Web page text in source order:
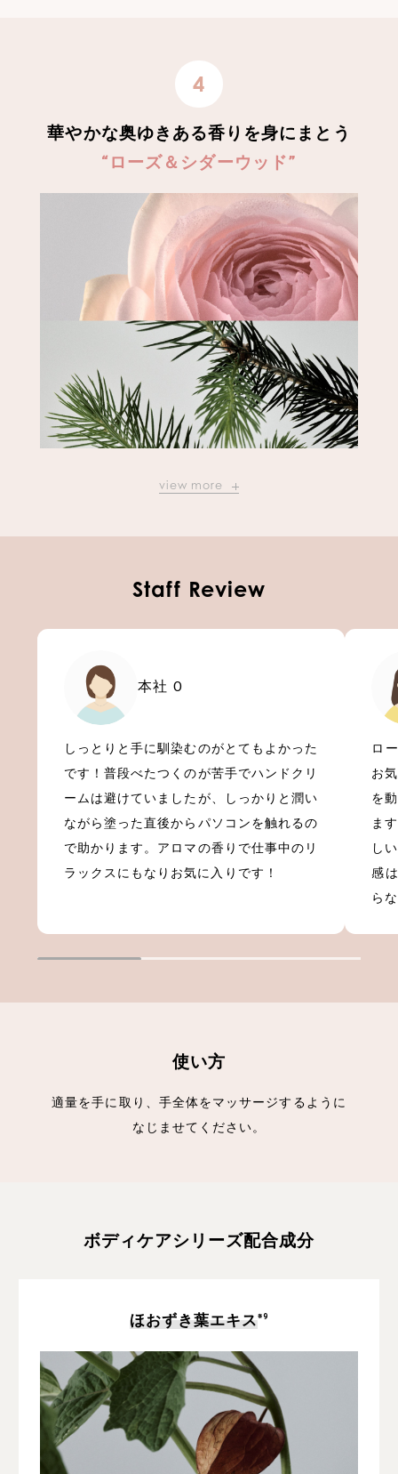
4
華やかな奥ゆきある香りを身にまとう
“ローズ＆シダーウッド”
view more
Staff Review
本社 O
しっとりと手に馴染むのがとてもよかった
です！普段べたつくのが苦手でハンドクリ
ームは避けていましたが、しっかりと潤い
ながら塗った直後からパソコンを触れるの
で助かります。アロマの香りで仕事中のリ
ラックスにもなりお気に入りです！
ロ
お
を
ま
し
感
ら
使い方
適量を手に取り、手全体をマッサージするように
なじませてください。
ボディケアシリーズ配合成分
ほおずき葉エキス※9